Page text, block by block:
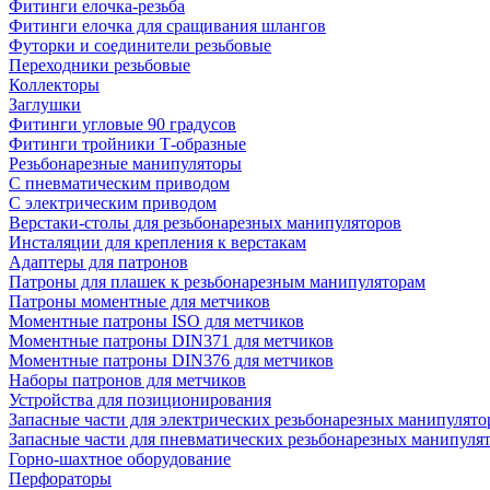
Фитинги елочка-резьба
Фитинги елочка для сращивания шлангов
Футорки и соединители резьбовые
Переходники резьбовые
Коллекторы
Заглушки
Фитинги угловые 90 градусов
Фитинги тройники Т-образные
Резьбонарезные манипуляторы
С пневматическим приводом
С электрическим приводом
Верстаки-столы для резьбонарезных манипуляторов
Инсталяции для крепления к верстакам
Адаптеры для патронов
Патроны для плашек к резьбонарезным манипуляторам
Патроны моментные для метчиков
Моментные патроны ISO для метчиков
Моментные патроны DIN371 для метчиков
Моментные патроны DIN376 для метчиков
Наборы патронов для метчиков
Устройства для позиционирования
Запасные части для электрических резьбонарезных
Запасные части для пневматических резьбонарезных
Горно-шахтное оборудование
Перфораторы